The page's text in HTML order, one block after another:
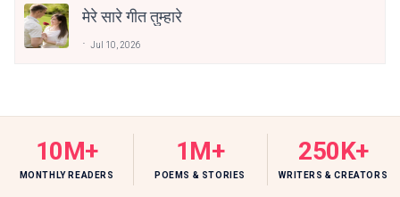
मेरे सारे गीत तुम्हारे
Jul 10, 2026
10M+
MONTHLY READERS
1M+
POEMS & STORIES
250K+
WRITERS & CREATORS